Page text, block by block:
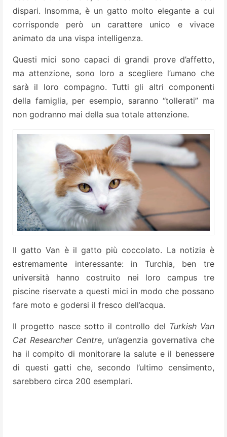
dispari. Insomma, è un gatto molto elegante a cui
corrisponde però un carattere unico e vivace
animato da una vispa intelligenza.
Questi mici sono capaci di grandi prove d’affetto,
ma attenzione, sono loro a scegliere l’umano che
sarà il loro compagno. Tutti gli altri componenti
della famiglia, per esempio, saranno “tollerati” ma
non godranno mai della sua totale attenzione.
Il gatto Van è il gatto più coccolato. La notizia è
estremamente interessante: in Turchia, ben tre
università hanno costruito nei loro campus tre
piscine riservate a questi mici in modo che possano
fare moto e godersi il fresco dell’acqua.
Il progetto nasce sotto il controllo del Turkish Van
Cat Researcher Centre, un’agenzia governativa che
ha il compito di monitorare la salute e il benessere
di questi gatti che, secondo l’ultimo censimento,
sarebbero circa 200 esemplari.